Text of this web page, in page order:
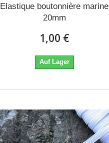
Elastique boutonnière marine
20mm
1,00 €
Auf Lager